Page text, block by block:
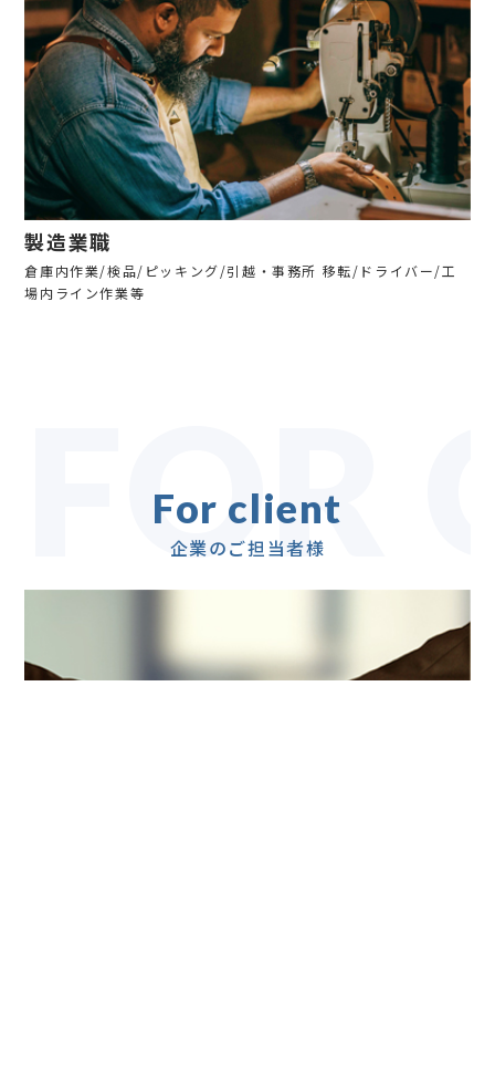
製造業職
倉庫内作業/検品/ピッキング/引越・事務所 移転/ドライバー/工
場内ライン作業等
For client
企業のご担当者様